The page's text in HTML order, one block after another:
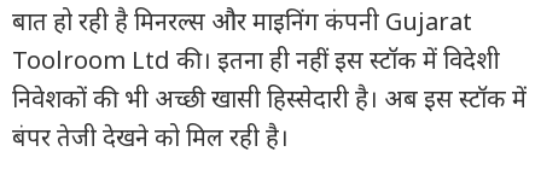
वीडियो
ट्रेंडिंग
बिजनेस
न्यूज
बात हो रही है मिनरल्स और माइनिंग कंपनी Gujarat
Toolroom Ltd की। इतना ही नहीं इस स्टॉक में विदेशी
निवेशकों की भी अच्छी खासी हिस्सेदारी है। अब इस स्टॉक में
बंपर तेजी देखने को मिल रही है।